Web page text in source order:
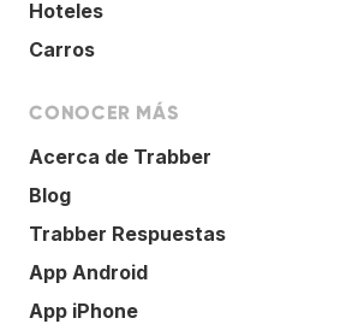
Hoteles
Carros
CONOCER MÁS
Acerca de Trabber
Blog
Trabber Respuestas
App Android
App iPhone